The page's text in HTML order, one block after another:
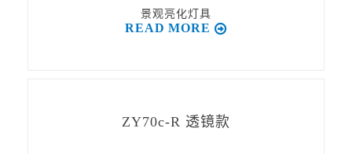
景观亮化灯具
READ MORE
ZY70c-R 透镜款